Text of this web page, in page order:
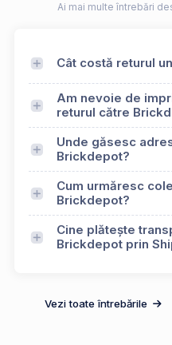
Ai mai multe întrebări
Cât costă returul
Am nevoie de
returul către
Unde găsesc
Brickdepot?
Cum urmăresc
Brickdepot?
Cine plătește
Brickdepot prin
Vezi toate întrebările